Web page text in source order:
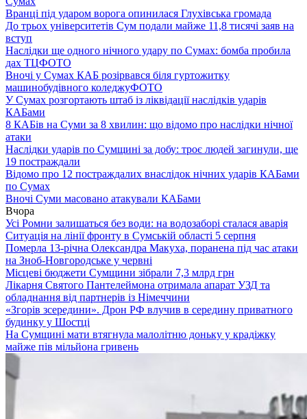
Вранці під ударом ворога опинилася Глухівська громада
До трьох університетів Сум подали майже 11,8 тисячі заяв на
вступ
Наслідки ще одного нічного удару по Сумах: бомба пробила
дах ТЦФОТО
Вночі у Сумах КАБ розірвався біля гуртожитку
машинобудівного коледжуФОТО
У Сумах розгортають штаб із ліквідації наслідків ударів
КАБами
8 КАБів на Суми за 8 хвилин: що відомо про наслідки нічної
атаки
Наслідки ударів по Сумщині за добу: троє людей загинули, ще
19 постраждали
Відомо про 12 постраждалих внаслідок нічних ударів КАБами
по Сумах
Вночі Суми масовано атакували КАБами
Вчора
Усі Ромни залишаться без води: на водозаборі сталася аварія
Ситуація на лінії фронту в Сумській області 5 серпня
Померла 13-річна Олександра Макуха, поранена під час атаки
на Зноб-Новгородське у червні
Місцеві бюджети Сумщини зібрали 7,3 млрд грн
Лікарня Святого Пантелеймона отримала апарат УЗД та
обладнання від партнерів із Німеччини
«Згорів зсередини». Дрон РФ влучив в середину приватного
будинку у Шостці
На Сумщині мати втягнула малолітню доньку у крадіжку
майже пів мільйона гривень